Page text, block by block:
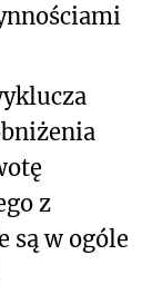
z
są w ogóle